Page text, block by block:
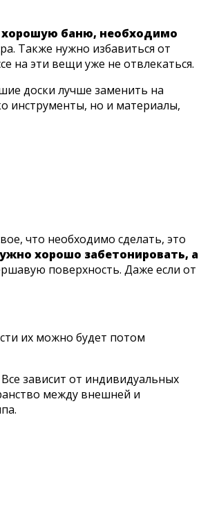
хорошую баню, необходимо
Также нужно избавиться от
на эти вещи уже не отвлекаться.
доски лучше заменить на
инструменты, но и материалы,
что необходимо сделать, это
хорошо забетонировать, а
поверхность. Даже если от
их можно будет потом
зависит от индивидуальных
между внешней и